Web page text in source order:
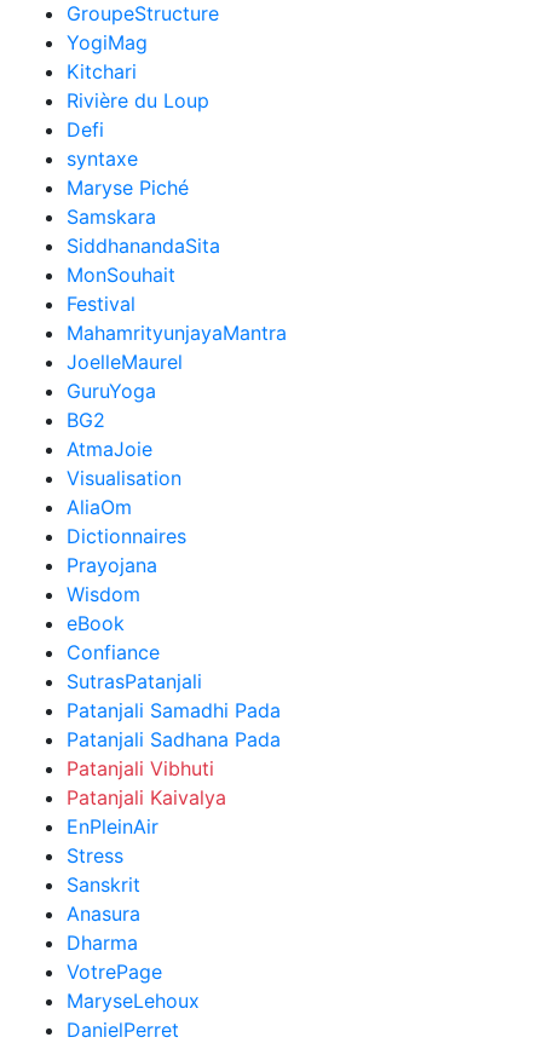
GroupeStructure
YogiMag
Kitchari
Rivière du Loup
Defi
syntaxe
Maryse Piché
Samskara
SiddhanandaSita
MonSouhait
Festival
MahamrityunjayaMantra
JoelleMaurel
GuruYoga
BG2
AtmaJoie
Visualisation
AliaOm
Dictionnaires
Prayojana
Wisdom
eBook
Confiance
SutrasPatanjali
Patanjali Samadhi Pada
Patanjali Sadhana Pada
Patanjali Vibhuti
Patanjali Kaivalya
EnPleinAir
Stress
Sanskrit
Anasura
Dharma
VotrePage
MaryseLehoux
DanielPerret